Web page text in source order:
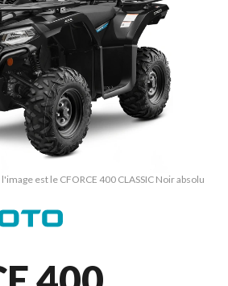
est le CFORCE 400 CLASSIC Noir absolu